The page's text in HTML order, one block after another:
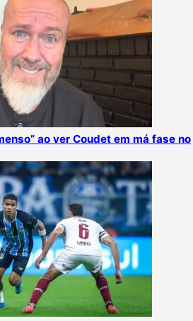
ao ver Coudet em má fase no